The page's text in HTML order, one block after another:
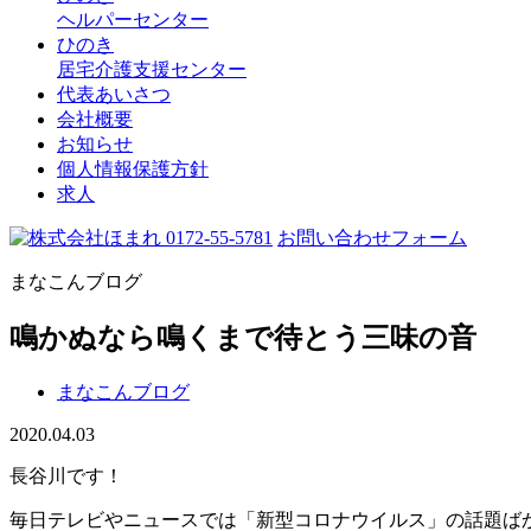
ヘルパーセンター
ひのき
居宅介護支援センター
代表あいさつ
会社概要
お知らせ
個人情報保護方針
求人
0172-55-5781 お問い合わせフォーム
まなこんブログ
鳴かぬなら鳴くまで待とう三味の音
まなこんブログ
2020.04.03
長谷川です！
毎日テレビやニュースでは「新型コロナウイルス」の話題ば